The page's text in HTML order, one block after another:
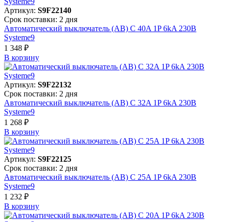
Артикул: S9F22140
Срок поставки: 2 дня
Автоматический выключатель (АВ) C 40A 1P 6kA 230В
Systeme9
1 348 ₽
В корзинy
Артикул: S9F22132
Срок поставки: 2 дня
Автоматический выключатель (АВ) C 32A 1P 6kA 230В
Systeme9
1 268 ₽
В корзинy
Артикул: S9F22125
Срок поставки: 2 дня
Автоматический выключатель (АВ) C 25A 1P 6kA 230В
Systeme9
1 232 ₽
В корзинy